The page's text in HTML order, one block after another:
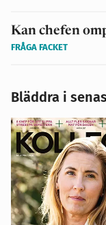
Kan chefen
FRÅGA FACKET
Bläddra i